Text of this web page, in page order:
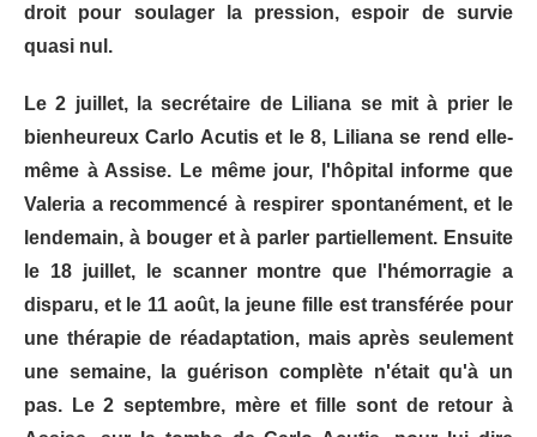
droit pour soulager la pression, espoir de survie
quasi nul.
Le 2 juillet, la secrétaire de Liliana se mit à prier le
bienheureux Carlo Acutis et le 8, Liliana se rend elle-
même à Assise. Le même jour, l'hôpital informe que
Valeria a recommencé à respirer spontanément, et le
lendemain, à bouger et à parler partiellement. Ensuite
le 18 juillet, le scanner montre que l'hémorragie a
disparu, et le 11 août, la jeune fille est transférée pour
une thérapie de réadaptation, mais après seulement
une semaine, la guérison complète n'était qu'à un
pas. Le 2 septembre, mère et fille sont de retour à